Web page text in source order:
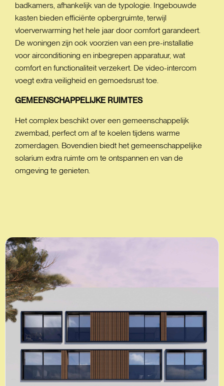
badkamers, afhankelijk van de typologie. Ingebouwde
kasten bieden efficiënte opbergruimte, terwijl
vloerverwarming het hele jaar door comfort garandeert.
De woningen zijn ook voorzien van een pre-installatie
voor airconditioning en inbegrepen apparatuur, wat
comfort en functionaliteit verzekert. De video-intercom
voegt extra veiligheid en gemoedsrust toe.
GEMEENSCHAPPELIJKE RUIMTES
Het complex beschikt over een gemeenschappelijk
zwembad, perfect om af te koelen tijdens warme
zomerdagen. Bovendien biedt het gemeenschappelijke
solarium extra ruimte om te ontspannen en van de
omgeving te genieten.